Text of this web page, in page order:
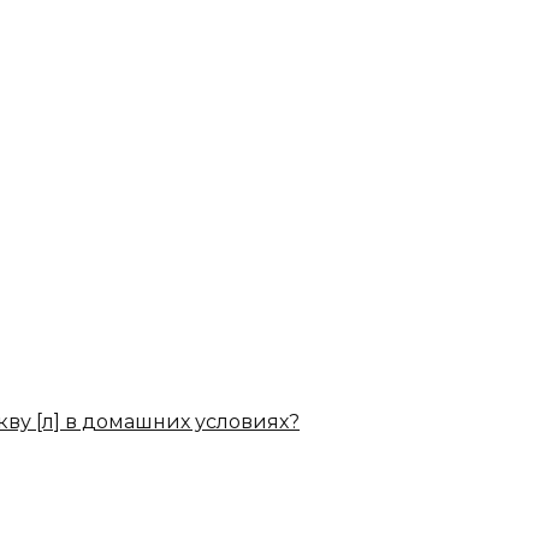
[л] в домашних условиях?